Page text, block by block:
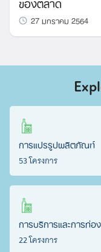
27 มกราคม 2564
การแปรรูปผลิตภัณฑ์
53 โครงการ
การบริการและการท่อ
22 โครงการ